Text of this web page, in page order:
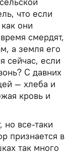
что если
они
смердят,
а земля его
сейчас, если
С давних
— хлеба и
кровь и
но все-таки
признается в
так много